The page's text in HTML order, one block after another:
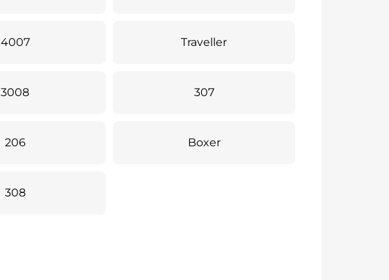
4007 Traveller
3008 307
206 Boxer
308